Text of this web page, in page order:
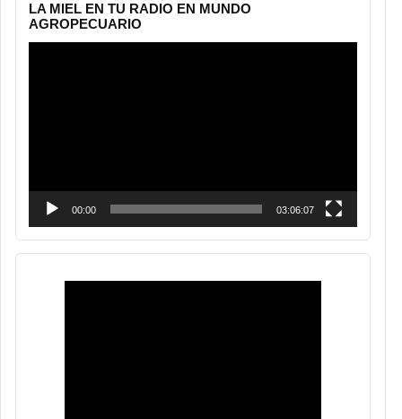
LA MIEL EN TU RADIO EN MUNDO
AGROPECUARIO
00:00 03:06:07